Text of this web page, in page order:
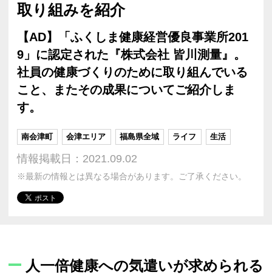
取り組みを紹介
【AD】「ふくしま健康経営優良事業所201
9」に認定された『株式会社 皆川測量』。
社員の健康づくりのために取り組んでいる
こと、またその成果についてご紹介しま
す。
南会津町 会津エリア 福島県全域 ライフ 生活
情報掲載日：2021.09.02
※最新の情報とは異なる場合があります。ご了承ください。
人一倍健康への気遣いが求められる